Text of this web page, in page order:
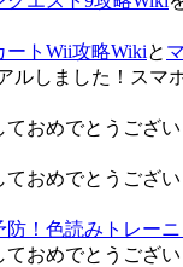
ートWii攻略Wikiと
ルしました！スマ
おめでとうござ
おめでとうござ
防！色読みトレー
おめでとうござ